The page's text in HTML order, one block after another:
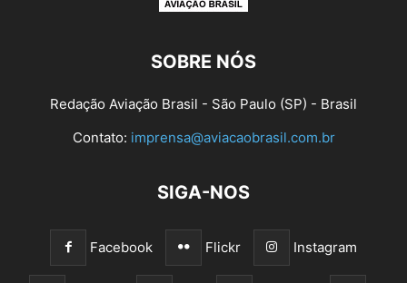
SOBRE NÓS
Redação Aviação Brasil - São Paulo (SP) - Brasil
Contato: imprensa@aviacaobrasil.com.br
SIGA-NOS
Facebook Flickr Instagram